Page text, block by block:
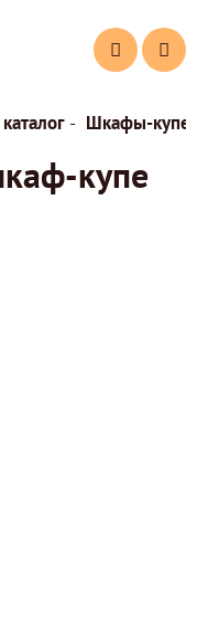
Шкафы-купе
купе